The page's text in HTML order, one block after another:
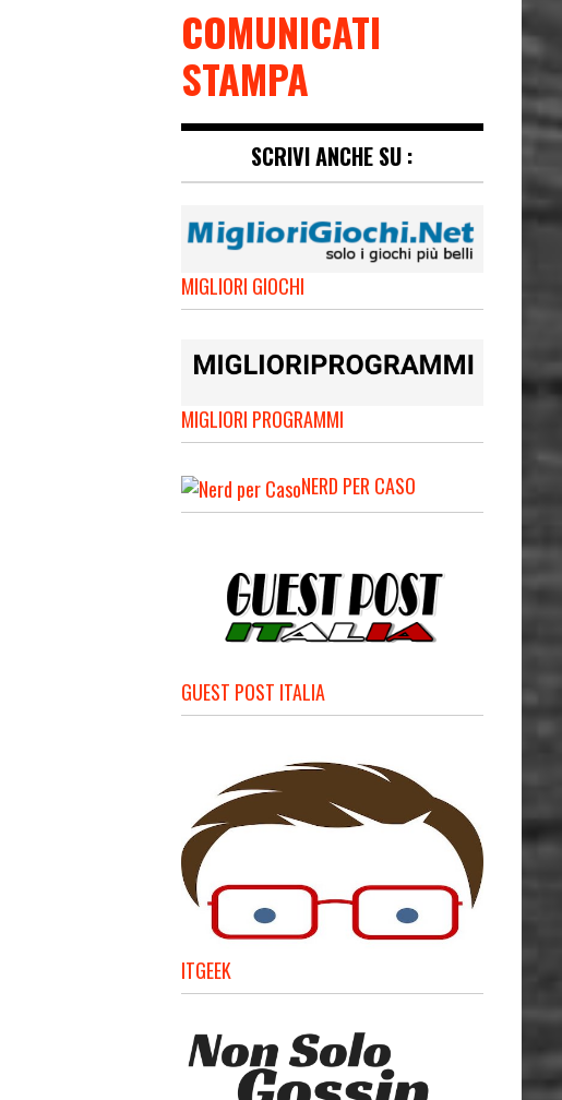
COMUNICATI
STAMPA
SCRIVI ANCHE SU :
MIGLIORI GIOCHI
MIGLIORI PROGRAMMI
NERD PER CASO
GUEST POST ITALIA
ITGEEK